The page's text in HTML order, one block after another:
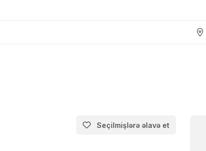
Seçilmişlərə əlavə et